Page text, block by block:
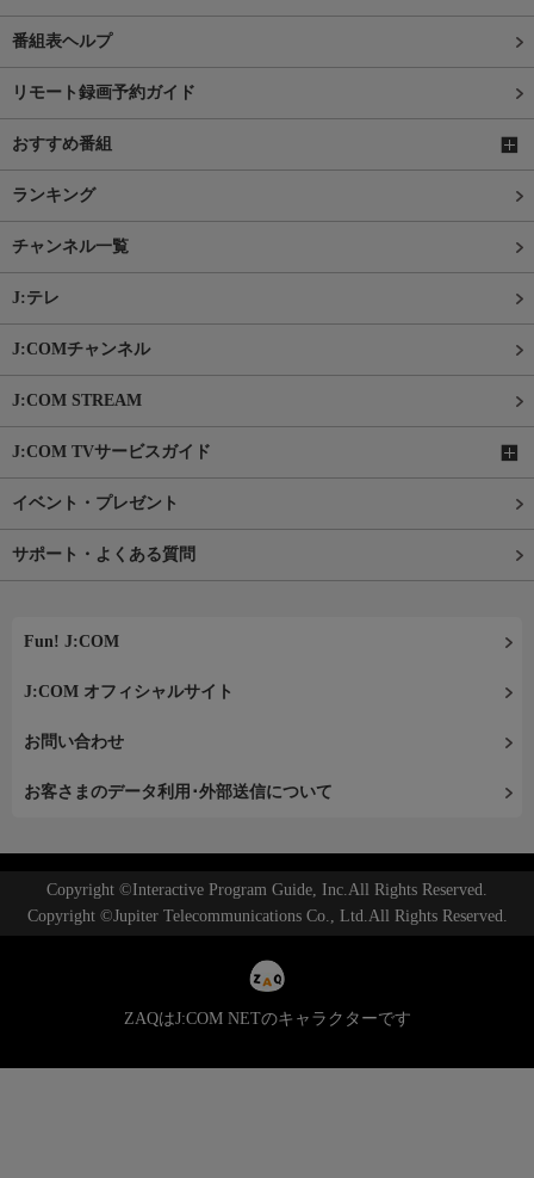
番組表ヘルプ
リモート録画予約ガイド
おすすめ番組
ランキング
チャンネル一覧
J:テレ
J:COMチャンネル
J:COM STREAM
J:COM TVサービスガイド
イベント・プレゼント
サポート・よくある質問
Fun! J:COM
J:COM オフィシャルサイト
お問い合わせ
お客さまのデータ利用･外部送信について
Copyright ©Interactive Program Guide, Inc.All Rights Reserved.
Copyright ©Jupiter Telecommunications Co., Ltd.All Rights Reserved.
ZAQはJ:COM NETのキャラクターです